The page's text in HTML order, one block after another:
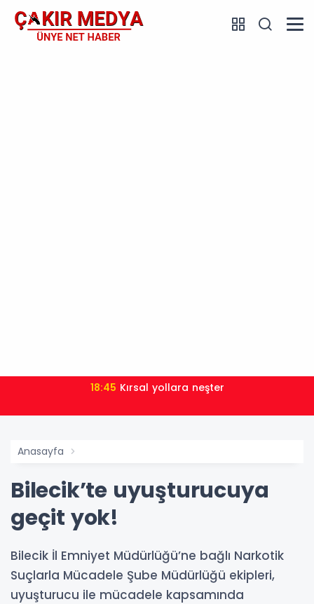
18:45 Kırsal yollara neşter
Anasayfa
Bilecik’te uyuşturucuya
geçit yok!
Bilecik İl Emniyet Müdürlüğü’ne bağlı Narkotik
Suçlarla Mücadele Şube Müdürlüğü ekipleri,
uyuşturucu ile mücadele kapsamında